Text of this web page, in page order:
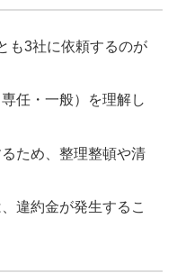
も3社に依頼するのが
任・一般）を理解し
ため、整理整頓や清
違約金が発生するこ